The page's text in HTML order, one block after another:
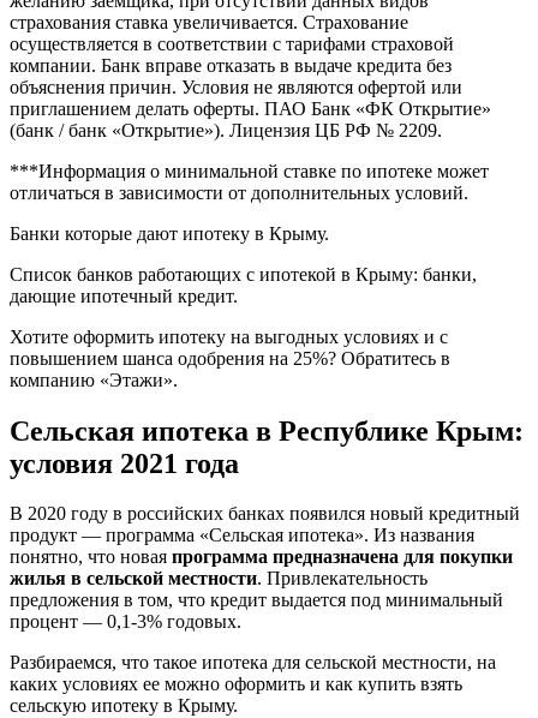
страхования ставка увеличивается. Страхование
осуществляется в соответствии с тарифами страховой
компании. Банк вправе отказать в выдаче кредита без
объяснения причин. Условия не являются офертой или
приглашением делать оферты. ПАО Банк «ФК Открытие»
(банк / банк «Открытие»). Лицензия ЦБ РФ № 2209.
***Информация о минимальной ставке по ипотеке может
отличаться в зависимости от дополнительных условий.
Банки которые дают ипотеку в Крыму.
Список банков работающих с ипотекой в Крыму: банки,
дающие ипотечный кредит.
Хотите оформить ипотеку на выгодных условиях и с
повышением шанса одобрения на 25%? Обратитесь в
компанию «Этажи».
Сельская ипотека в Республике Крым:
условия 2021 года
В 2020 году в российских банках появился новый кредитный
продукт — программа «Сельская ипотека». Из названия
понятно, что новая программа предназначена для покупки
жилья в сельской местности. Привлекательность
предложения в том, что кредит выдается под минимальный
процент — 0,1-3% годовых.
Разбираемся, что такое ипотека для сельской местности, на
каких условиях ее можно оформить и как купить взять
сельскую ипотеку в Крыму.